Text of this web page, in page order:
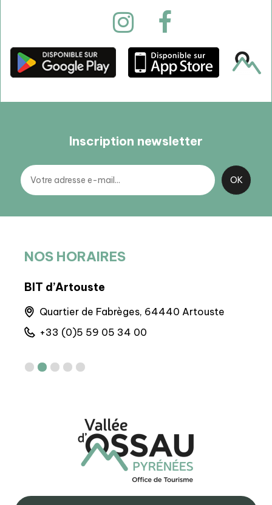
Inscription newsletter
NOS HORAIRES
BIT d’Artouste
Quartier de Fabrèges, 64440 Artouste
+33 (0)5 59 05 34 00